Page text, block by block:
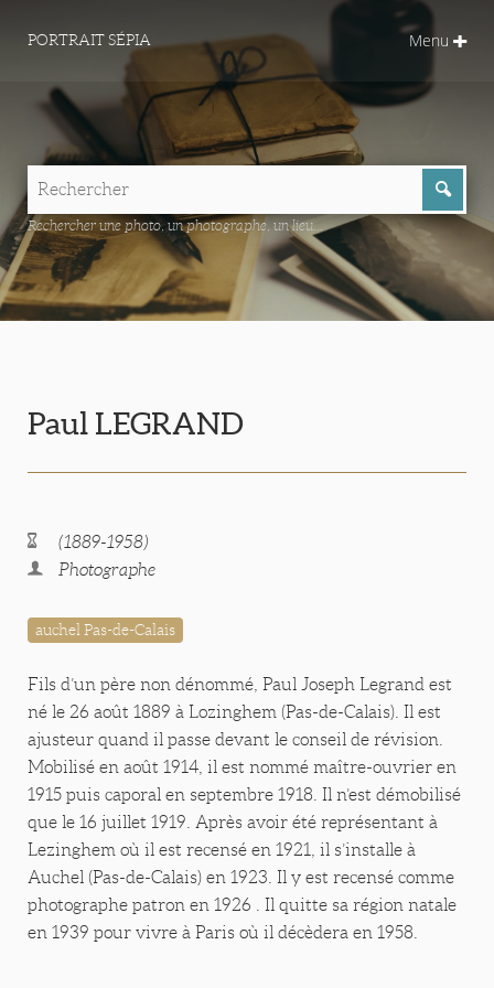
PORTRAIT SÉPIA Menu
Rechercher une photo, un photographe, un lieu...
Paul LEGRAND
(1889-1958)
Photographe
auchel Pas-de-Calais
Fils d’un père non dénommé, Paul Joseph Legrand est
né le 26 août 1889 à Lozinghem (Pas-de-Calais). Il est
ajusteur quand il passe devant le conseil de révision.
Mobilisé en août 1914, il est nommé maître-ouvrier en
1915 puis caporal en septembre 1918. Il n’est démobilisé
que le 16 juillet 1919. Après avoir été représentant à
Lezinghem où il est recensé en 1921, il s’installe à
Auchel (Pas-de-Calais) en 1923. Il y est recensé comme
photographe patron en 1926 . Il quitte sa région natale
en 1939 pour vivre à Paris où il décèdera en 1958.